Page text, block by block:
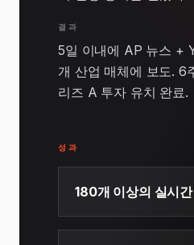
결과
5일 이내에 AP 뉴스 +
개 산업 매체에 보도. 6
리즈 A 투자 유치 완료.
성과
180개 이상의 실시